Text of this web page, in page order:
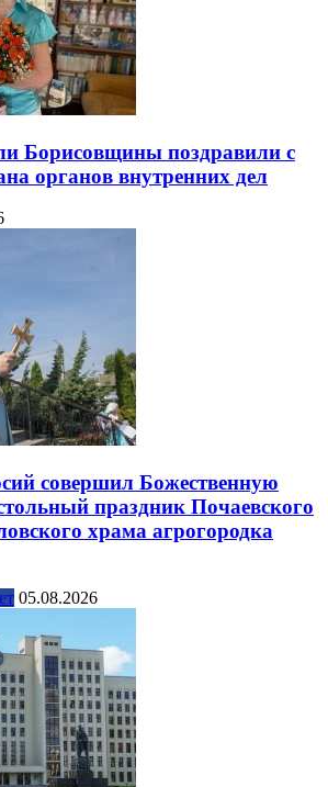
Борисовщины поздравили с
органов внутренних дел
совершил Божественную
праздник Почаевского
храма агрогородка
05.08.2026